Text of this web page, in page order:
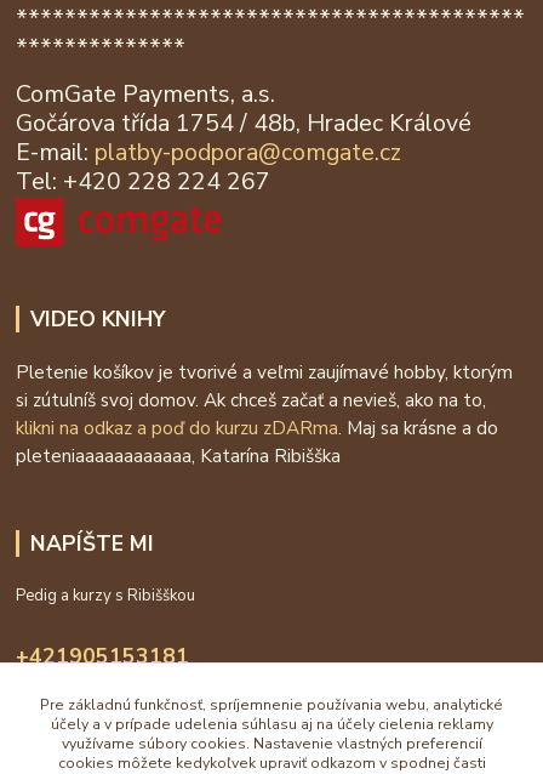
******************************************
**************
ComGate Payments, a.s.
Gočárova třída 1754 / 48b, Hradec Králové
E-mail: platby-podpora@comgate.cz
Tel: +420 228 224 267
VIDEO KNIHY
Pletenie košíkov je tvorivé a veľmi zaujímavé hobby, ktorým
si zútulníš svoj domov. Ak chceš začať a nevieš, ako na to,
klikni na odkaz a poď do kurzu zDARma. Maj sa krásne a do
pleteniaaaaaaaaaaaa, Katarína Ribišška
NAPÍŠTE MI
Pedig a kurzy s Ribišškou
+421905153181
info@katarinaholub.sk
Pre základnú funkčnosť, spríjemnenie používania webu, analytické
účely a v prípade udelenia súhlasu aj na účely cielenia reklamy
využívame súbory cookies. Nastavenie vlastných preferencií
cookies môžete kedykoľvek upraviť odkazom v spodnej časti